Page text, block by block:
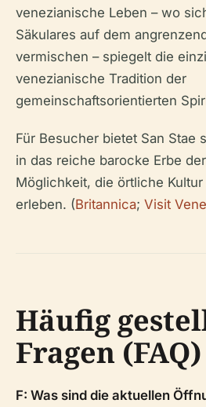
venezianische Leben – wo
Säkulares auf dem
vermischen – spiegelt die
venezianische Tradition der
gemeinschaftsorientierten
Für Besucher bietet San Stae
in das reiche barocke Erbe
Möglichkeit, die örtliche
erleben. (Britannica; Visit
Häufig
Fragen (FAQ)
F: Was sind die aktuellen